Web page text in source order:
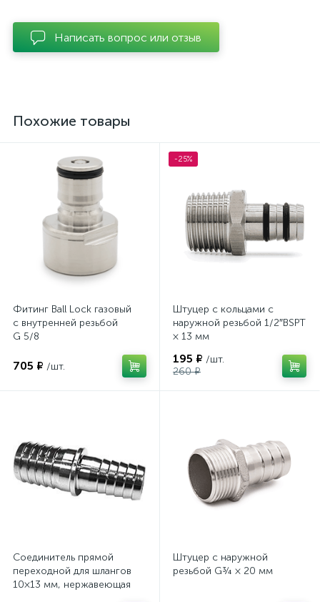
Написать вопрос или отзыв
Похожие товары
Фитинг Ball Lock газовый
с внутренней резьбой
G 5/8
705 ₽ /шт.
-25%
Штуцер с кольцами с
наружной резьбой 1/2″BSPT
× 13 мм
195 ₽ /шт.
260 ₽
Соединитель прямой
переходной для шлангов
10×13 мм, нержавеющая
Штуцер с наружной
резьбой G¾ × 20 мм